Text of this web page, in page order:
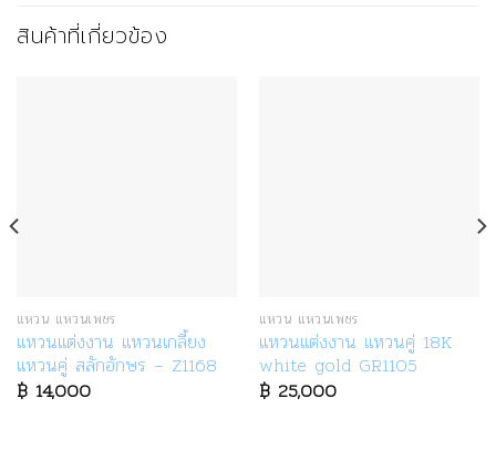
สินค้าที่เกี่ยวข้อง
แหวน แหวนเพชร
แหวนแต่งงาน แหวนเกลี้ยง
แหวนคู่ สลักอักษร – Z1168
฿14,000
แหวน แหวนเพชร
แหวนแต่งงาน แหวนคู่ 18K
white gold GR1105
฿25,000